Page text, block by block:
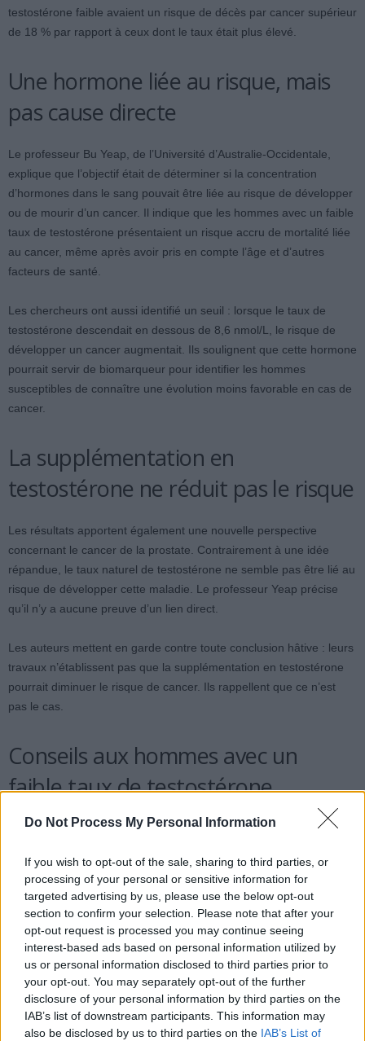
Do Not Process My Personal Information
If you wish to opt-out of the sale, sharing to third parties, or
processing of your personal or sensitive information for
targeted advertising by us, please use the below opt-out
section to confirm your selection. Please note that after your
opt-out request is processed you may continue seeing
interest-based ads based on personal information utilized by
us or personal information disclosed to third parties prior to
your opt-out. You may separately opt-out of the further
disclosure of your personal information by third parties on the
IAB’s list of downstream participants. This information may
also be disclosed by us to third parties on the IAB’s List of
testostérone faible avaient un risque de décès par cancer supérieur
de 18 % par rapport à ceux dont le taux était plus élevé.
Une hormone liée au risque, mais
pas cause directe
Le professeur Bu Yeap, de l’Université d’Australie-Occidentale,
explique que l’objectif était de déterminer si la concentration
d’hormones dans le sang pouvait être liée au risque de développer
ou de mourir d’un cancer. Il indique que les hommes avec un faible
taux de testostérone présentaient un risque accru de mortalité liée
au cancer, même après avoir pris en compte l’âge et d’autres
facteurs de santé.
Les chercheurs ont aussi identifié un seuil : lorsque le taux de
testostérone descendait en dessous de 8,6 nmol/L, le risque de
développer un cancer augmentait. Ils soulignent que cette hormone
pourrait servir de biomarqueur pour identifier les hommes
susceptibles de connaître une évolution moins favorable en cas de
cancer.
La supplémentation en
testostérone ne réduit pas le risque
Les résultats apportent également une nouvelle perspective
concernant le cancer de la prostate. Contrairement à une idée
répandue, le taux naturel de testostérone ne semble pas être lié au
risque de développer cette maladie. Le professeur Yeap précise
qu’il n’y a aucune preuve d’un lien direct.
Les auteurs mettent en garde contre toute conclusion hâtive : leurs
travaux n’établissent pas que la supplémentation en testostérone
pourrait diminuer le risque de cancer. Ils rappellent que ce n’est
pas le cas.
Conseils aux hommes avec un
faible taux de testostérone
Les chercheurs recommandent aux hommes dont le taux de
peut révéler d’autres problèmes de santé ou des facteurs de risque
à surveiller. Même si aucune maladie spécifique n’est détectée,
cela peut servir d’alerte pour adopter un mode de vie plus sain et
effectuer des bilans réguliers, dans le but de préserver leur santé.
Source : Associations of testosterone, sex hormone-binding
globulin, and related hormones with risks of cancer death, incident
cancer, and incident prostate cancer in men: individual participant
data meta-analyses, The Lancet, juin 2026.